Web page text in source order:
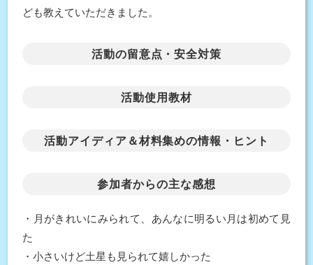
ども教えていただきました。
活動の留意点・安全対策
活動使用教材
活動アイディア＆材料集めの情報・ヒント
参加者からの主な感想
・月がきれいにみられて、あんなに明るい月は初めて見
た
・小さいけど土星も見られて嬉しかった